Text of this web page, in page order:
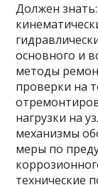
Должен
основного и
методы
проверки на
нагрузки на
механизмы
меры по
технические